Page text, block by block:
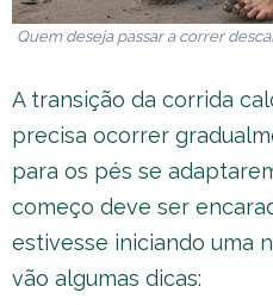
Quem deseja passar a correr
A transição da corrida
precisa ocorrer
para os pés se
começo deve ser
estivesse iniciando uma
vão algumas dicas: